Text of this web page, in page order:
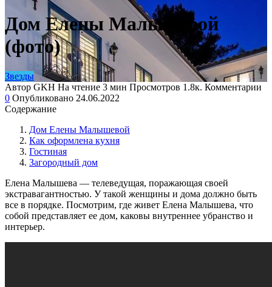
Дом Елены Малышевой
(фото)
Звезды
Автор GKH На чтение 3 мин Просмотров 1.8к. Комментарии
0 Опубликовано 24.06.2022
Содержание
Дом Елены Малышевой
Как оформлена кухня
Гостиная
Загородный дом
Елена Малышева — телеведущая, поражающая своей
экстравагантностью. У такой женщины и дома должно быть
все в порядке. Посмотрим, где живет Елена Малышева, что
собой представляет ее дом, каковы внутреннее убранство и
интерьер.